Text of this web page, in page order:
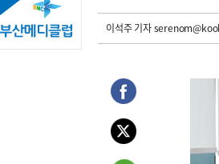
이석주 기자